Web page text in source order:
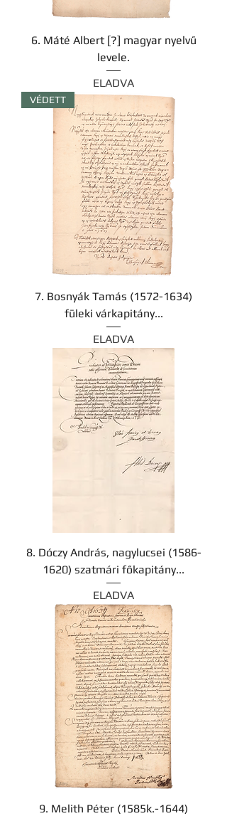
6. Máté Albert [?] magyar nyelvű
levele.
ELADVA
VÉDETT
7. Bosnyák Tamás (1572-1634)
füleki várkapitány...
ELADVA
8. Dóczy András, nagylucsei (1586-
1620) szatmári főkapitány...
ELADVA
9. Melith Péter (1585k.-1644)